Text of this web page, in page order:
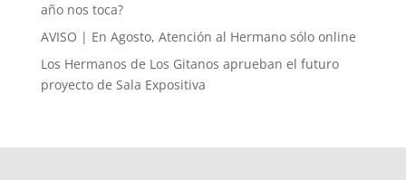
año nos toca?
AVISO | En Agosto, Atención al Hermano sólo online
Los Hermanos de Los Gitanos aprueban el futuro
proyecto de Sala Expositiva